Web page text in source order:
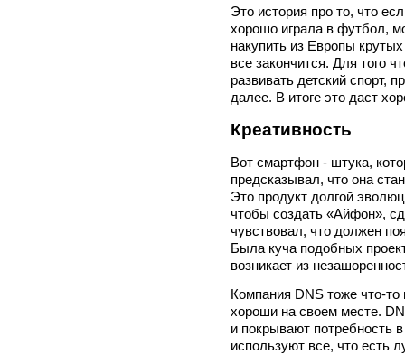
Это история про то, что
хорошо играла в футбол,
накупить из Европы
все закончится. Для того
развивать детский спорт,
далее. В итоге это даст
Креативность
Вот смартфон - штука,
предсказывал, что она
Это продукт долгой
чтобы создать «Айфон»,
чувствовал, что должен
Была куча подобных
возникает из
Компания DNS тоже что-то
хороши на своем месте.
и покрывают потребность
используют все, что есть